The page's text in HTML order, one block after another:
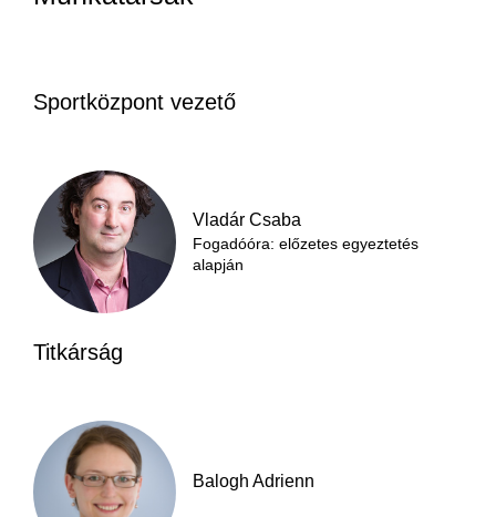
Sportközpont vezető
Vladár Csaba
Fogadóóra: előzetes egyeztetés
alapján
Titkárság
Balogh Adrienn